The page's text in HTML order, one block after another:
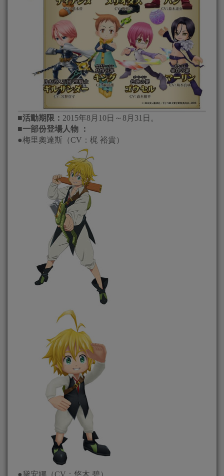
■活動期限： 2015年8月10日～8月31日。
■一部份登場人物 ：
●梅里奧達斯（CV：梶 裕貴）
●黛安娜（CV：悠木 碧）